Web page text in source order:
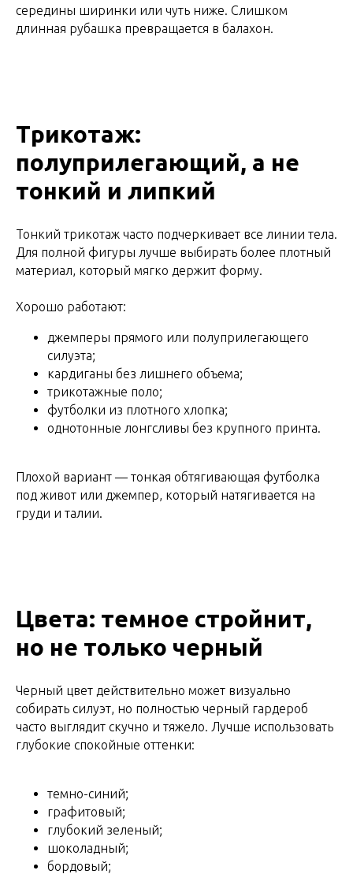
середины ширинки или чуть ниже. Слишком
длинная рубашка превращается в балахон.
Трикотаж:
полуприлегающий, а не
тонкий и липкий
Тонкий трикотаж часто подчеркивает все линии тела.
Для полной фигуры лучше выбирать более плотный
материал, который мягко держит форму.
Хорошо работают:
джемперы прямого или полуприлегающего
силуэта;
кардиганы без лишнего объема;
трикотажные поло;
футболки из плотного хлопка;
однотонные лонгсливы без крупного принта.
Плохой вариант — тонкая обтягивающая футболка
под живот или джемпер, который натягивается на
груди и талии.
Цвета: темное стройнит,
но не только черный
Черный цвет действительно может визуально
собирать силуэт, но полностью черный гардероб
часто выглядит скучно и тяжело. Лучше использовать
глубокие спокойные оттенки:
темно-синий;
графитовый;
глубокий зеленый;
шоколадный;
бордовый;